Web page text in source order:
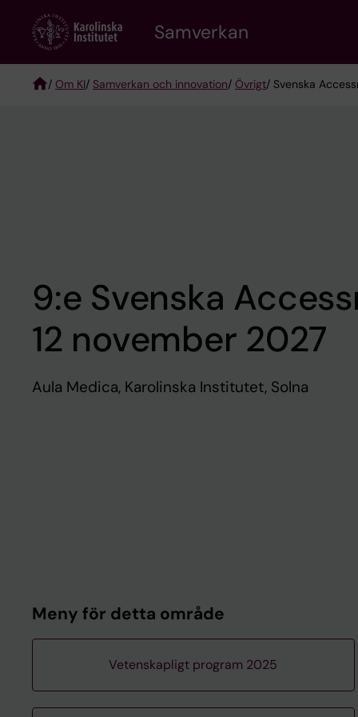
content
Samverkan
/ Om KI/ Samverkan och innovation/ Övrigt/ Svenska
9:e Svenska
12 november 2027
Aula Medica, Karolinska Institutet, Solna
Meny för detta område
Vetenskapligt program 2025